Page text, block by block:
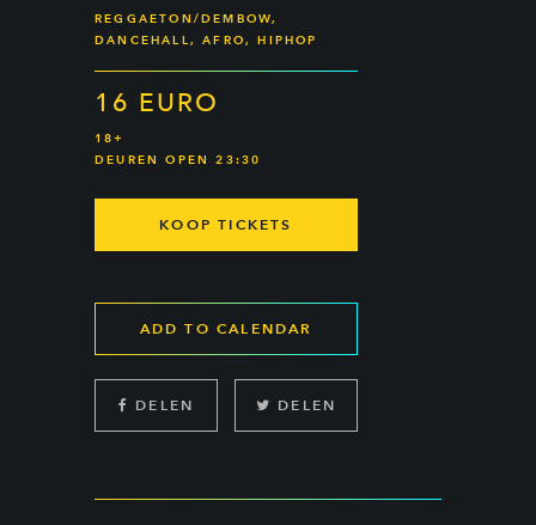
REGGAETON/DEMBOW,
DANCEHALL, AFRO, HIPHOP
16 EURO
18+
DEUREN OPEN 23:30
KOOP TICKETS
ADD TO CALENDAR
DELEN DELEN